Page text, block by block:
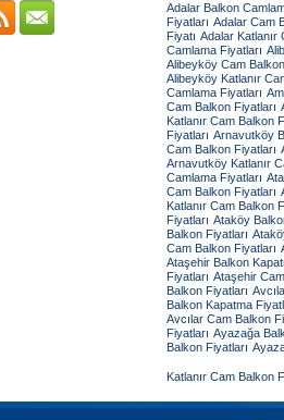
Adalar Balkon
Fiyatları Adalar Cam
Fiyatı Adalar Katlanır
Camlama Fiyatları
Alibeyköy Cam
Alibeyköy Katlanır
Camlama Fiyatları
Cam Balkon Fiyatları
Katlanır Cam Balkon
Fiyatları Arnavutköy
Cam Balkon Fiyatları
Arnavutköy Katlanır
Camlama Fiyatları
Cam Balkon Fiyatları
Katlanır Cam Balkon
Fiyatları Ataköy
Balkon Fiyatları
Cam Balkon Fiyatları
Ataşehir Balkon
Fiyatları Ataşehir
Balkon Fiyatları
Balkon Kapatma
Avcılar Cam Balkon
Fiyatları Ayazağa
Balkon Fiyatları
Katlanır Cam Balkon